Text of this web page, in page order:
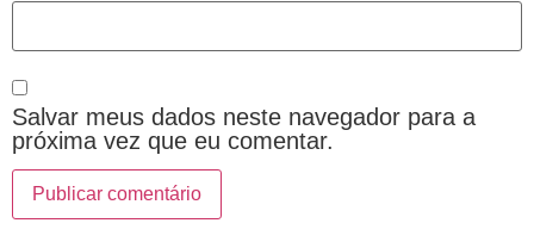
Salvar meus dados neste navegador para a
próxima vez que eu comentar.